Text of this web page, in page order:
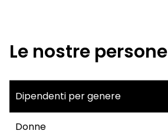
Le nostre persone
Dipendenti per genere
Donne